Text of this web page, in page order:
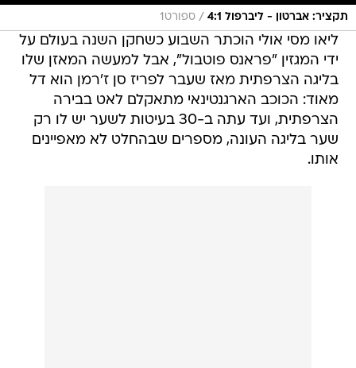
תקציר: אברטון - ליברפול 4:1 / ספורט1
ליאו מסי אולי הוכתר השבוע כשחקן השנה בעולם על
ידי המגזין "פראנס פוטבול", אבל למעשה המאזן שלו
בליגה הצרפתית מאז שעבר לפריז סן ז'רמן הוא דל
מאוד: הכוכב הארגנטינאי מתאקלם לאט בבירה
הצרפתית, ועד עתה ב-30 בעיטות לשער יש לו רק
שער בליגה העונה, מספרים שבהחלט לא מאפיינים
אותו.